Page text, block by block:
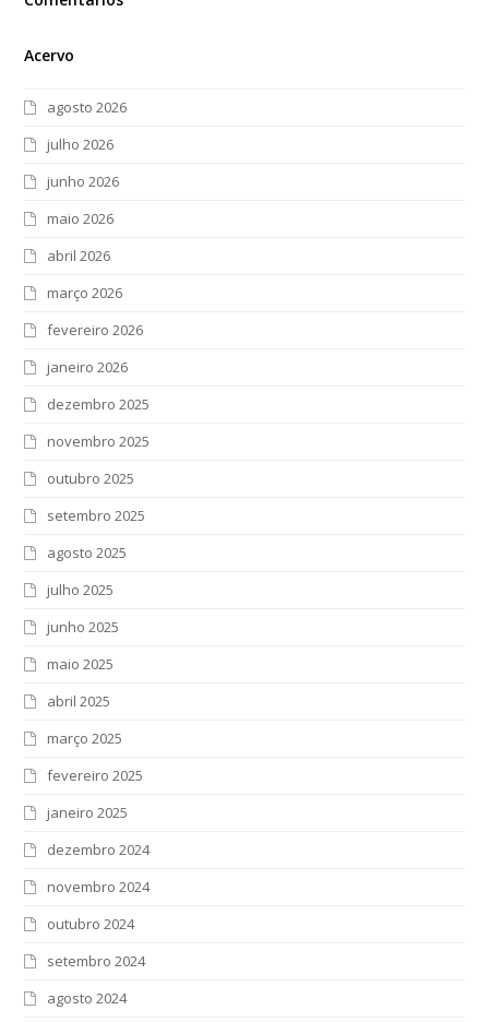
Acervo
agosto 2026
julho 2026
junho 2026
maio 2026
abril 2026
março 2026
fevereiro 2026
janeiro 2026
dezembro 2025
novembro 2025
outubro 2025
setembro 2025
agosto 2025
julho 2025
junho 2025
maio 2025
abril 2025
março 2025
fevereiro 2025
janeiro 2025
dezembro 2024
novembro 2024
outubro 2024
setembro 2024
agosto 2024